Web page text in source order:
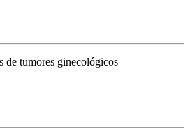
de tumores ginecológicos